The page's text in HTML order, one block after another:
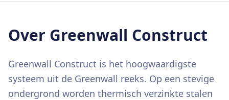
Over Greenwall Construct
Greenwall Construct is het hoogwaardigste
systeem uit de Greenwall reeks. Op een stevige
ondergrond worden thermisch verzinkte stalen